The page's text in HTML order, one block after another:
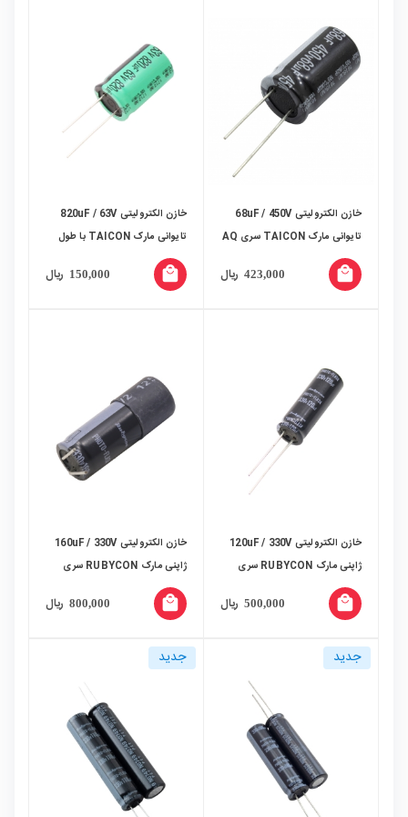
خازن الکترولیتی 68uF / 450V
تایوانی مارک TAICON سری AQ
423,000 ریال local_mall
خازن الکترولیتی 820uF / 63V
تایوانی مارک TAICON با طول
عمر بالا
150,000 ریال local_mall
خازن الکترولیتی 120uF / 330V
ژاپنی مارک RUBYCON سری
PHOTO-FLASH
500,000 ریال local_mall
خازن الکترولیتی 160uF / 330V
ژاپنی مارک RUBYCON سری
PHOTO-FLASH
800,000 ریال local_mall
جدید جدید